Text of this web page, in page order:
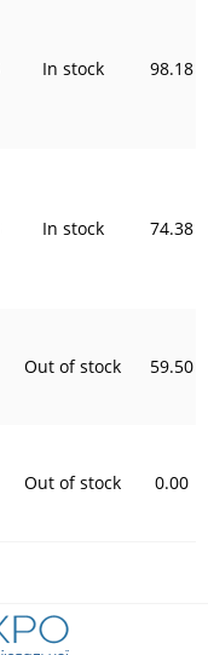
In stock 98.18
In stock 74.38
Out of stock 59.50
Out of stock 0.00